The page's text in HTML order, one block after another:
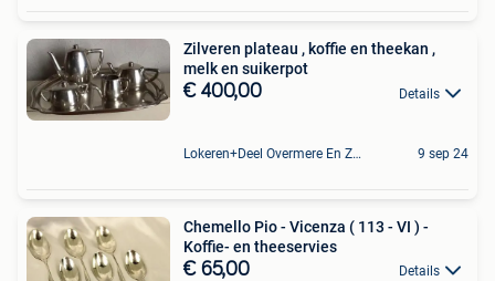
Zilveren plateau , koffie en theekan ,
melk en suikerpot
€ 400,00 Details
Lokeren+Deel Overmere En Zele 9 sep 24
Chemello Pio - Vicenza ( 113 - VI ) -
Koffie- en theeservies
€ 65,00 Details